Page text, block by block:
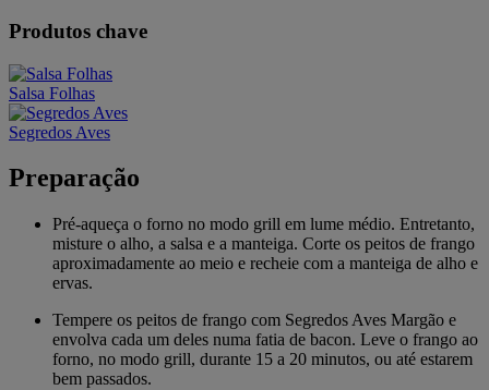
Produtos chave
Salsa Folhas
Segredos Aves
Preparação
Pré-aqueça o forno no modo grill em lume médio. Entretanto,
misture o alho, a salsa e a manteiga. Corte os peitos de frango
aproximadamente ao meio e recheie com a manteiga de alho e
ervas.
Tempere os peitos de frango com Segredos Aves Margão e
envolva cada um deles numa fatia de bacon. Leve o frango ao
forno, no modo grill, durante 15 a 20 minutos, ou até estarem
bem passados.